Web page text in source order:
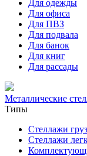
Для одежды
Для офиса
Для ПВЗ
Для подвала
Для банок
Для книг
Для рассады
Металлические
Типы
Стеллажи
Стеллажи